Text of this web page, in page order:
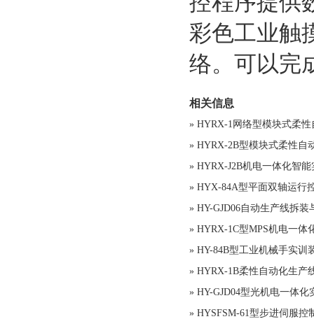
彩色工业触
络。可以完
相关信息
» HYRX-1网络型模块式柔
» HYRX-2B型模块式柔性自
» HYRX-J2B机电一体化智
» HYX-84A型平面双轴运行
» HY-GJD06自动生产线拆装
» HYRX-1C型MPS机电一体
» HY-84B型工业机械手实训
» HYRX-1B柔性自动化生产
» HY-GJD04型光机电一体化
» HYSFSM-61型步进伺服控